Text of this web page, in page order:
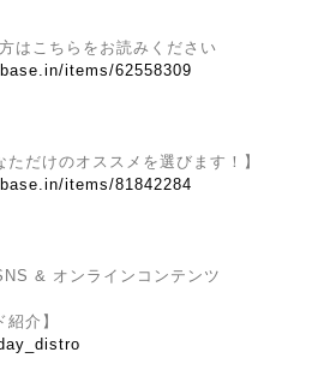
はこちらをお読みください
items/62558309
ただけのオススメを選びます！】
items/81842284
& オンラインコンテンツ
介】